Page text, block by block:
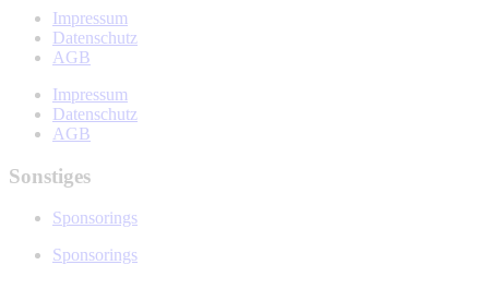
Impressum
Datenschutz
AGB
Impressum
Datenschutz
AGB
Sonstiges
Sponsorings
Sponsorings